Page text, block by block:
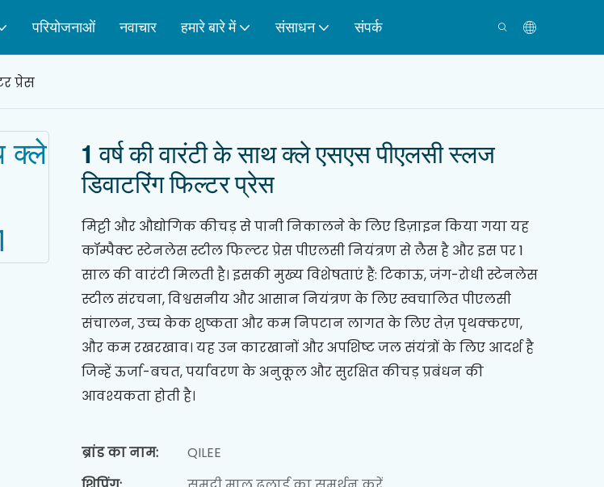
परियोजनाओं नवाचार हमारे बारे में संसाधन संपर्क
प्रेस
1 वर्ष की वारंटी के साथ क्ले एसएस पीएलसी स्लज
डिवाटरिंग फिल्टर प्रेस
मिट्टी और औद्योगिक कीचड़ से पानी निकालने के लिए डिज़ाइन किया गया यह
कॉम्पैक्ट स्टेनलेस स्टील फिल्टर प्रेस पीएलसी नियंत्रण से लैस है और इस पर 1
साल की वारंटी मिलती है। इसकी मुख्य विशेषताएं हैं: टिकाऊ, जंग-रोधी स्टेनलेस
स्टील संरचना, विश्वसनीय और आसान नियंत्रण के लिए स्वचालित पीएलसी
संचालन, उच्च केक शुष्कता और कम निपटान लागत के लिए तेज़ पृथक्करण,
और कम रखरखाव। यह उन कारखानों और अपशिष्ट जल संयंत्रों के लिए आदर्श है
जिन्हें ऊर्जा-बचत, पर्यावरण के अनुकूल और सुरक्षित कीचड़ प्रबंधन की
आवश्यकता होती है।
ब्रांड का नाम:
QILEE